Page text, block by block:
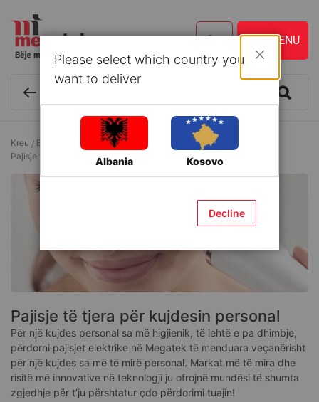
Kreu Elektroshtëpiake
Pajisje për kujdesin personal
Pajisje të tjera për kujdesin personal
Pajisje të tjera për kujdesin personal
Për një kujdes personal sa më higjienik, të lehtë e pa dhimbje,
përdorni pajisjet elektrike në Megatek të menduara veçanërisht
për një kujdes sa më të mirë personal. Markat më të mira dhe
risitë më innovative në teknologji ju ofrojnë mundësi të shumta
zgjedhje për t’ju përshtatur çdo përdorimi tuajin!
Please select which country you
want to deliver
Albania Kosovo
Decline